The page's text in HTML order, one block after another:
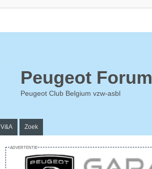
Peugeot Forum
Peugeot Club Belgium vzw-asbl
V&A Zoek
ADVERTENTIE